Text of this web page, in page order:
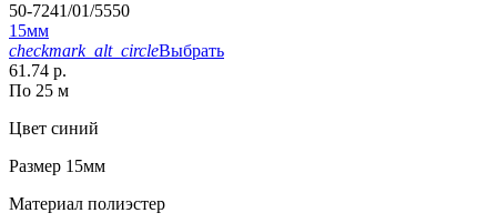
50-7241/01/5550
15мм
checkmark_alt_circleВыбрать
61.74 р.
По 25 м
Цвет синий
Размер 15мм
Материал полиэстер